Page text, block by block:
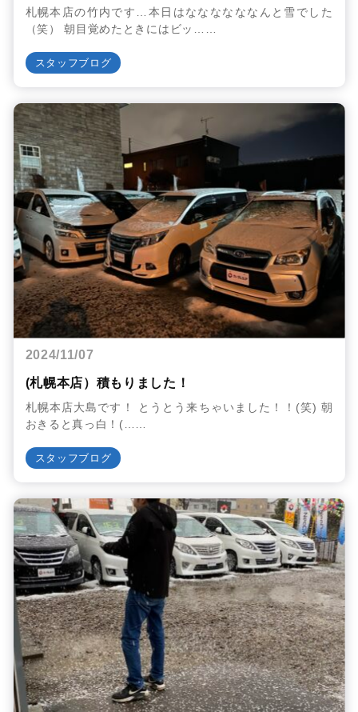
札幌本店の竹内です…本日はななななななんと雪でした
（笑） 朝目覚めたときにはビッ……
スタッフブログ
2024/11/07
(札幌本店）積もりました！
札幌本店大島です！ とうとう来ちゃいました！！(笑) 朝
おきると真っ白！(……
スタッフブログ